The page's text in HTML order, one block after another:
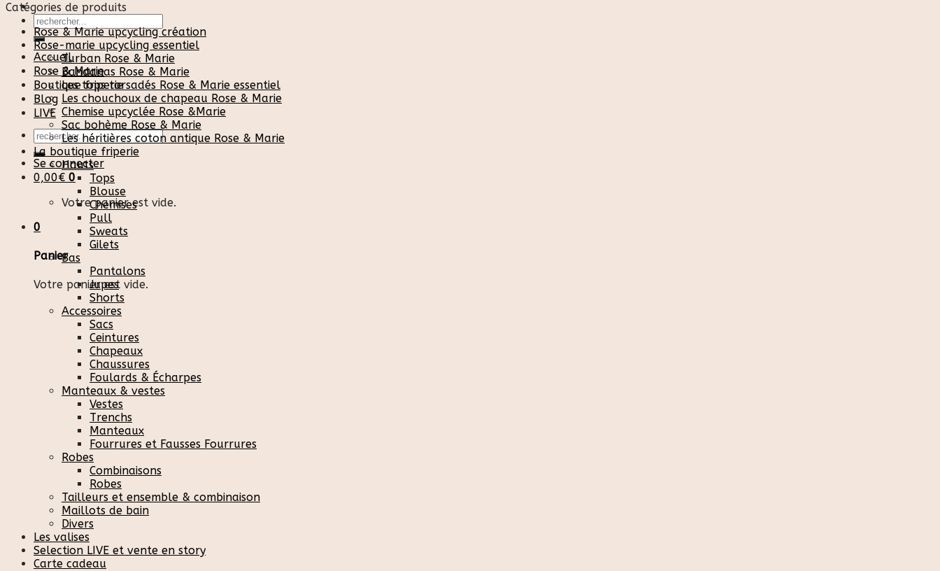
Recherche
pour :
Accueil
Rose & Marie
Boutique friperie
Blog
LIVE
Recherche
pour :
Se connecter
0,00€ 0
Votre panier est vide.
0
Panier
Votre panier est vide.
Catégories de produits
Rose & Marie upcycling création
Rose-marie upcycling essentiel
Turban Rose & Marie
Bandanas Rose & Marie
Les tops torsadés Rose & Marie essentiel
Les chouchoux de chapeau Rose & Marie
Chemise upcyclée Rose &Marie
Sac bohème Rose & Marie
Les héritières coton antique Rose & Marie
La boutique friperie
Hauts
Tops
Blouse
Chemises
Pull
Sweats
Gilets
Bas
Pantalons
Jupes
Shorts
Accessoires
Sacs
Ceintures
Chapeaux
Chaussures
Foulards & Écharpes
Manteaux & vestes
Vestes
Trenchs
Manteaux
Fourrures et Fausses Fourrures
Robes
Combinaisons
Robes
Tailleurs et ensemble & combinaison
Maillots de bain
Divers
Les valises
Selection LIVE et vente en story
Carte cadeau